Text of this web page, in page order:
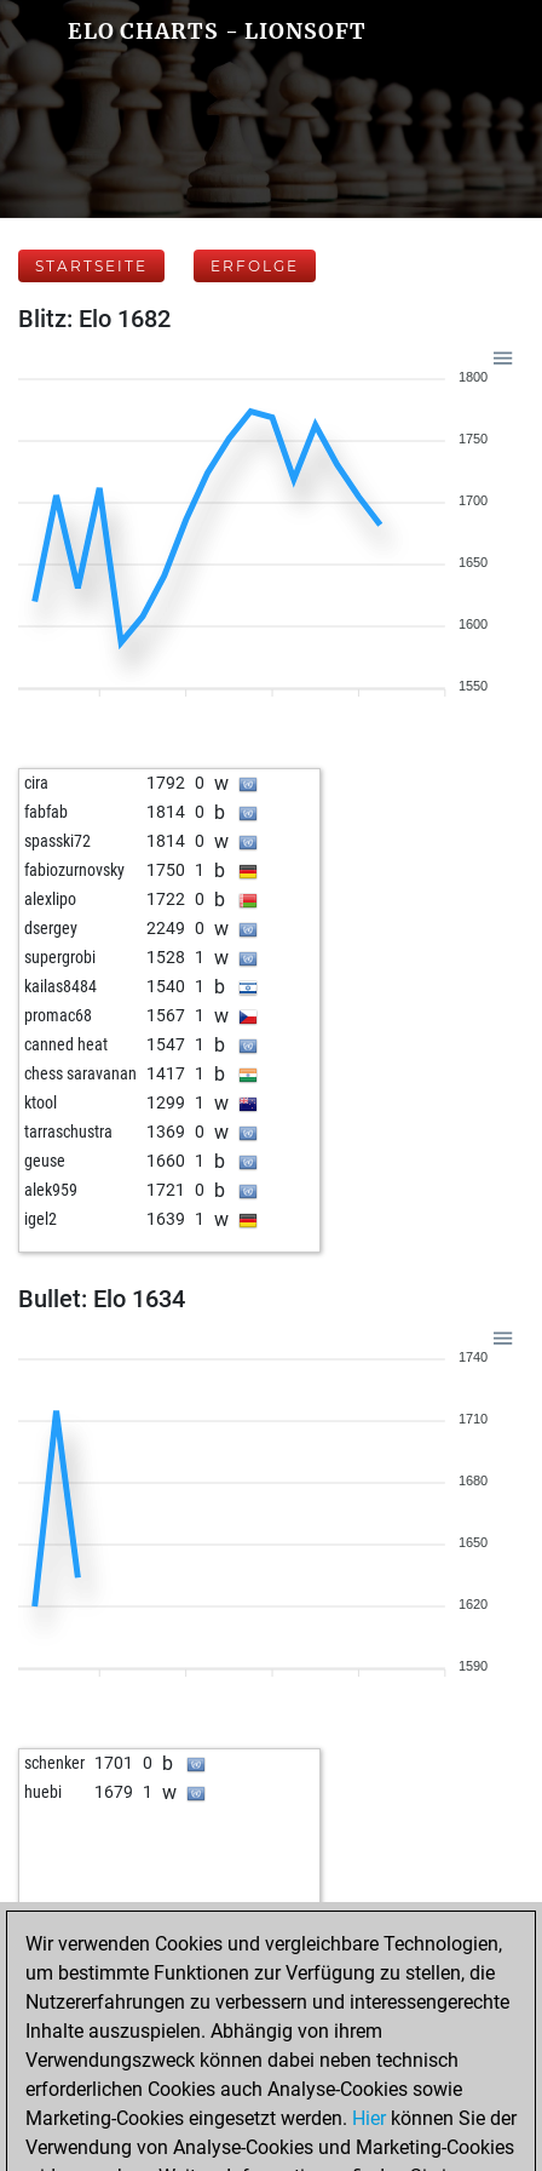
ELO CHARTS - LIONSOFT
STARTSEITE ERFOLGE
Blitz: Elo 1682
1800
1750
1700
1650
1600
1550
cira 1792 0 w
fabfab 1814 0 b
spasski72 1814 0 w
fabiozurnovsky 1750 1 b
alexlipo 1722 0 b
dsergey 2249 0 w
supergrobi 1528 1 w
kailas8484 1540 1 b
promac68 1567 1 w
canned heat 1547 1 b
chess saravanan 1417 1 b
ktool 1299 1 w
tarraschustra 1369 0 w
geuse 1660 1 b
alek959 1721 0 b
igel2 1639 1 w
Bullet: Elo 1634
1740
1710
1680
1650
1620
1590
schenker 1701 0 b
huebi 1679 1 w
Wir verwenden Cookies und vergleichbare Technologien,
um bestimmte Funktionen zur Verfügung zu stellen, die
Nutzererfahrungen zu verbessern und interessengerechte
Inhalte auszuspielen. Abhängig von ihrem
Verwendungszweck können dabei neben technisch
erforderlichen Cookies auch Analyse-Cookies sowie
Marketing-Cookies eingesetzt werden. Hierkönnen Sie der
Verwendung von Analyse-Cookies und Marketing-Cookies